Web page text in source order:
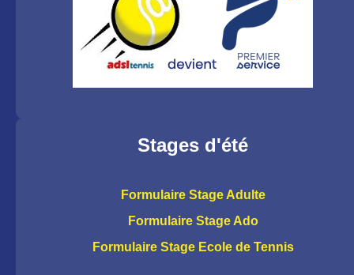
Stages d'été
Formulaire Stage Adulte
Formulaire Stage Ado
Formulaire Stage Ecole de Tennis